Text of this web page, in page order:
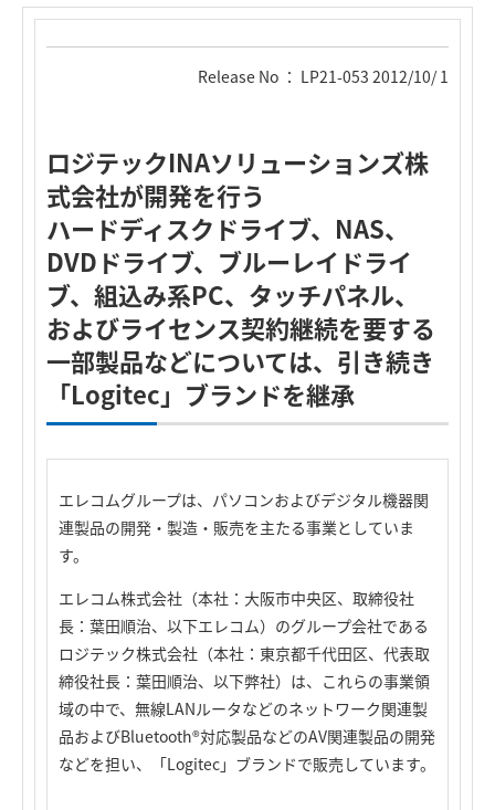
Release No ： LP21-053 2012/10/ 1
ロジテックINAソリューションズ株
式会社が開発を行う
ハードディスクドライブ、NAS、
DVDドライブ、ブルーレイドライ
ブ、組込み系PC、タッチパネル、
およびライセンス契約継続を要する
一部製品などについては、引き続き
「Logitec」ブランドを継承
エレコムグループは、パソコンおよびデジタル機器関
連製品の開発・製造・販売を主たる事業としていま
す。
エレコム株式会社（本社：大阪市中央区、取締役社
長：葉田順治、以下エレコム）のグループ会社である
ロジテック株式会社（本社：東京都千代田区、代表取
締役社長：葉田順治、以下弊社）は、これらの事業領
域の中で、無線LANルータなどのネットワーク関連製
品およびBluetooth®対応製品などのAV関連製品の開発
などを担い、「Logitec」ブランドで販売しています。